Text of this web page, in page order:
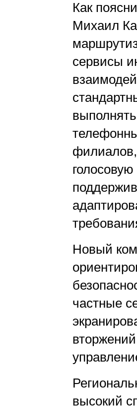
Как
Михаил
сервисы
Новый
частные
высокий